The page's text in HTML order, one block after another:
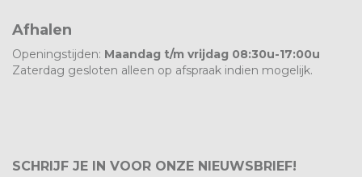
Afhalen
Openingstijden: Maandag t/m vrijdag 08:30u-17:00u
Zaterdag gesloten alleen op afspraak indien mogelijk.
SCHRIJF JE IN VOOR ONZE NIEUWSBRIEF!